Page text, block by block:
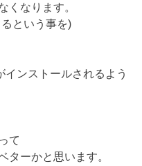
くなります。
という事を)
ンストールされるよう
て
ターかと思います。